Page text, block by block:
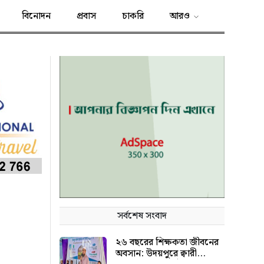
বিনোদন প্রবাস চাকরি আরও
সর্বশেষ সংবাদ
২৬ বছরের শিক্ষকতা জীবনের
অবসান: উদয়পুরে ক্বারী